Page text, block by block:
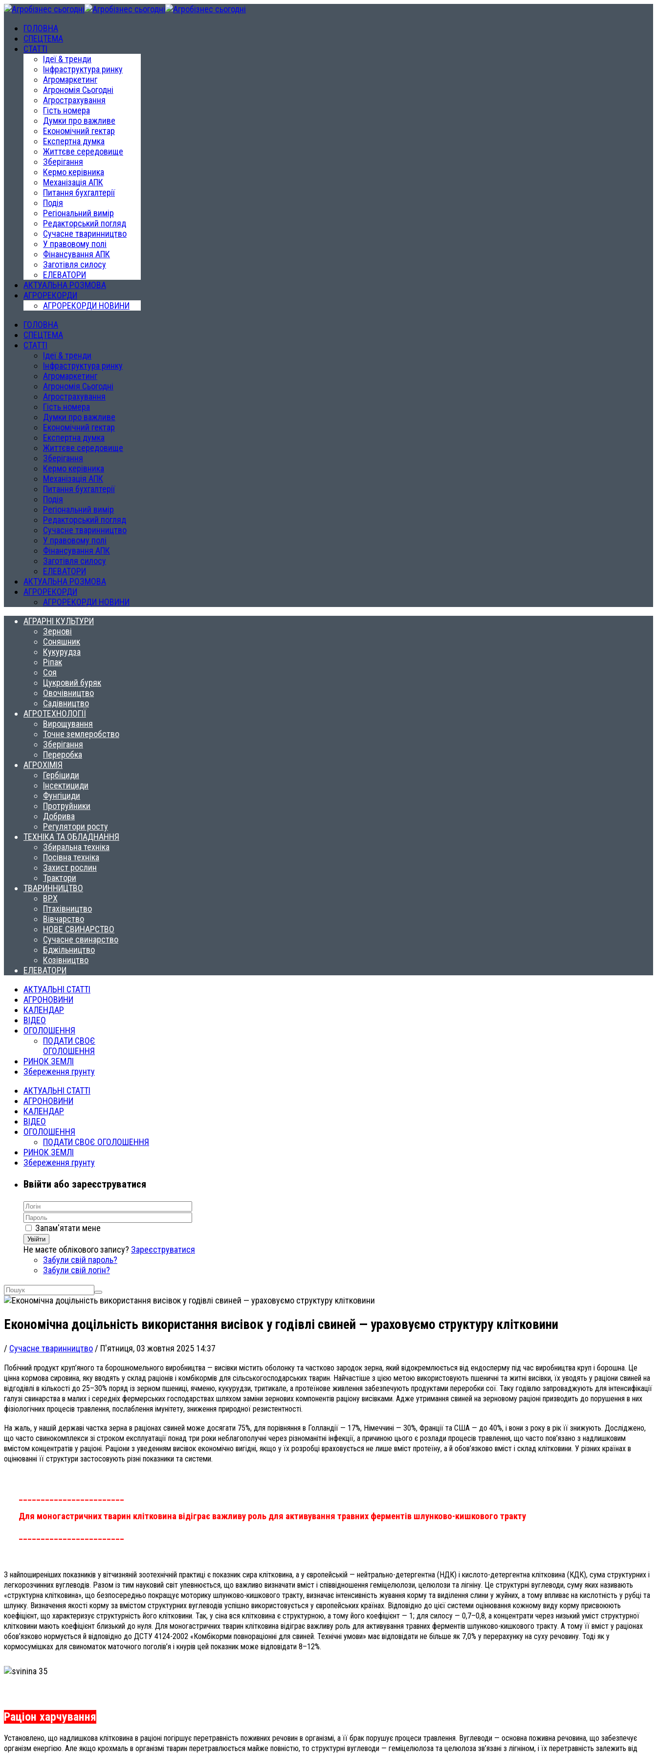
ГОЛОВНА
СПЕЦТЕМА
СТАТТІ
Ідеї & тренди
Інфраструктура ринку
Агромаркетинг
Агрономія Сьогодні
Агрострахування
Гість номера
Думки про важливе
Економічний гектар
Експертна думка
Життєве середовище
Зберігання
Кермо керівника
Механізація АПК
Питання бухгалтерії
Подія
Регіональний вимір
Редакторський погляд
Сучасне тваринництво
У правовому полі
Фінансування АПК
Заготівля силосу
ЕЛЕВАТОРИ
АКТУАЛЬНА РОЗМОВА
АГРОРЕКОРДИ
АГРОРЕКОРДИ НОВИНИ
ГОЛОВНА
СПЕЦТЕМА
СТАТТІ
Ідеї & тренди
Інфраструктура ринку
Агромаркетинг
Агрономія Сьогодні
Агрострахування
Гість номера
Думки про важливе
Економічний гектар
Експертна думка
Життєве середовище
Зберігання
Кермо керівника
Механізація АПК
Питання бухгалтерії
Подія
Регіональний вимір
Редакторський погляд
Сучасне тваринництво
У правовому полі
Фінансування АПК
Заготівля силосу
ЕЛЕВАТОРИ
АКТУАЛЬНА РОЗМОВА
АГРОРЕКОРДИ
АГРОРЕКОРДИ НОВИНИ
АГРАРНІ КУЛЬТУРИ
Зернові
Соняшник
Кукурудза
Ріпак
Соя
Цукровий буряк
Овочівництво
Садівництво
АГРОТЕХНОЛОГІЇ
Вирощування
Точне землеробство
Зберігання
Переробка
АГРОХІМІЯ
Гербіциди
Інсектициди
Фунгіциди
Протруйники
Добрива
Регулятори росту
ТЕХНІКА ТА ОБЛАДНАННЯ
Збиральна техніка
Посівна техніка
Захист рослин
Трактори
ТВАРИННИЦТВО
ВРХ
Птахівництво
Вівчарство
НОВЕ СВИНАРСТВО
Сучасне свинарство
Бджільництво
Козівництво
ЕЛЕВАТОРИ
АКТУАЛЬНІ СТАТТІ
АГРОНОВИНИ
КАЛЕНДАР
ВІДЕО
ОГОЛОШЕННЯ
ПОДАТИ СВОЄ
ОГОЛОШЕННЯ
РИНОК ЗЕМЛІ
Збереження грунту
АКТУАЛЬНІ СТАТТІ
АГРОНОВИНИ
КАЛЕНДАР
ВІДЕО
ОГОЛОШЕННЯ
ПОДАТИ СВОЄ ОГОЛОШЕННЯ
РИНОК ЗЕМЛІ
Збереження грунту
Ввійти або зареєструватися
Запам'ятати мене
Увійти
Не маєте облікового запису? Зареєструватися
Забули свій пароль?
Забули свій логін?
Економічна доцільність використання висівок у годівлі свиней — ураховуємо структуру клітковини
/ Сучасне тваринництво / П'ятниця, 03 жовтня 2025 14:37
Побічний продукт круп’яного та борошномельного виробництва — висівки містить оболонку та частково зародок зерна, який відокремлюється від ендосперму під час виробництва круп і борошна. Це
цінна кормова сировина, яку вводять у склад раціонів і комбікормів для сільськогосподарських тварин. Найчастіше з цією метою використовують пшеничні та житні висівки, їх уводять у раціони свиней на
відгодівлі в кількості до 25–30% поряд із зерном пшениці, ячменю, кукурудзи, тритикале, а протеїнове живлення забезпечують продуктами переробки сої. Таку годівлю запроваджують для інтенсифікації
галузі свинарства в малих і середніх фермерських господарствах шляхом заміни зернових компонентів раціону висівками. Адже утримання свиней на зерновому раціоні призводить до порушення в них
фізіологічних процесів травлення, послаблення імунітету, зниження природної резистентності.
На жаль, у нашій державі частка зерна в раціонах свиней може досягати 75%, для порівняння в Голландії — 17%, Німеччині — 30%, Франції та США — до 40%, і вони з року в рік її знижують. Досліджено,
що часто свинокомплекси зі строком експлуатації понад три роки неблагополучні через різноманітні інфекції, а причиною цього є розлади процесів травлення, що часто пов’язано з надлишковим
вмістом концентратів у раціоні. Раціони з уведенням висівок економічно вигідні, якщо у їх розробці враховується не лише вміст протеїну, а й обов’язково вміст і склад клітковини. У різних країнах в
оцінюванні її структури застосовують різні показники та системи.
________________________
Для моногастричних тварин клітковина відіграє важливу роль для активування травних ферментів шлунково-кишкового тракту
________________________
З найпоширеніших показників у вітчизняній зоотехнічній практиці є показник сира клітковина, а у європейській — нейтрально-детергентна (НДК) і кислото-детергентна клітковина (КДК), сума структурних і
легкорозчинних вуглеводів. Разом із тим науковий світ упевнюється, що важливо визначати вміст і співвідношення геміцелюлози, целюлози та лігніну. Це структурні вуглеводи, суму яких називають
«структурна клітковина», що безпосередньо покращує моторику шлунково-кишкового тракту, визначає інтенсивність жування корму та виділення слини у жуйних, а тому впливає на кислотність у рубці та
шлунку. Визначення якості корму за вмістом структурних вуглеводів успішно використовується у європейських країнах. Відповідно до цієї системи оцінювання кожному виду корму присвоюють
коефіцієнт, що характеризує структурність його клітковини. Так, у сіна вся клітковина є структурною, а тому його коефіцієнт — 1; для силосу — 0,7–0,8, а концентрати через низький уміст структурної
клітковини мають коефіцієнт близький до нуля. Для моногастричних тварин клітковина відіграє важливу роль для активування травних ферментів шлунково-кишкового тракту. А тому її вміст у раціонах
обов’язково нормується й відповідно до ДСТУ 4124-2002 «Комбікорми повнораціонні для свиней. Технічні умови» має відповідати не більше як 7,0% у перерахунку на суху речовину. Тоді як у
кормосумішках для свиноматок маточного поголів’я і кнурів цей показник може відповідати 8–12%.
Раціон харчування
Установлено, що надлишкова клітковина в раціоні погіршує перетравність поживних речовин в організмі, а її брак порушує процеси травлення. Вуглеводи — основна поживна речовина, що забезпечує
організм енергією. Але якщо крохмаль в організмі тварин перетравлюється майже повністю, то структурні вуглеводи — геміцелюлоза та целюлоза зв’язані з лігніном, і їх перетравність залежить від